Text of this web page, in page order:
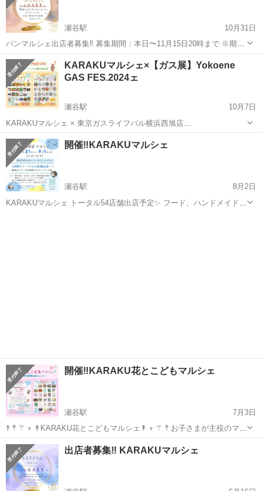
瀬谷駅
10月31日
パンマルシェ出店者募集‼️ 募集期間：本日〜11月15日20時まで ※期日
前に締切になる可能性がありますのでお早めにお申し込みください パ
ンマルシェ🥐 横浜市中屋敷地区センターとの共催 パンマルシェを初開
催✨ 瀬谷で...
神奈川 横浜市 マルシェ
KARAKUマルシェ×【ガス展】Yokoene
GAS FES.2024ェ
瀬谷駅
10月7日
KARAKUマルシェ × 東京ガスライフバル横浜西旭店
@tokyogasyokoene 【ガス展】Yokoene GAS FES.2024 11月1日(金).2
日(土).3日(日).4日(月) の4日間開催！！ 6月...
神奈川 横浜市 瀬谷駅
開催‼️KARAKUマルシェ
瀬谷駅
8月2日
KARAKUマルシェ トータル54店舗出店予定✨ フード、ハンドメイド雑
開催‼️KARAKU花とこどもマルシェ
瀬谷駅
7月3日
☨ 𖤣 ⚚ 𖥧 ↟KARAKU花とこどもマルシェ↟ 𖥧 ⚚ 𖤣 お子さまが主役のマル
シェを開催いたします✨ 大人の方も楽しんでいただける内容をご用意
いたします！ 横浜中屋敷地区センターさんとの共催！ 屋内での開催で
入...
神奈川 横浜市 瀬谷駅
出店者募集‼️ KARAKUマルシェ